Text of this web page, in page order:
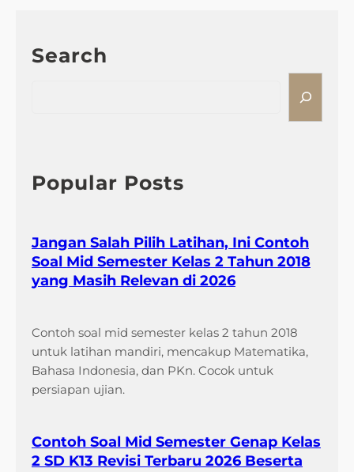
Search
h
Popular Posts
Jangan Salah Pilih Latihan, Ini Contoh
Soal Mid Semester Kelas 2 Tahun 2018
yang Masih Relevan di 2026
Contoh soal mid semester kelas 2 tahun 2018
untuk latihan mandiri, mencakup Matematika,
Bahasa Indonesia, dan PKn. Cocok untuk
persiapan ujian.
Contoh Soal Mid Semester Genap Kelas
2 SD K13 Revisi Terbaru 2026 Beserta